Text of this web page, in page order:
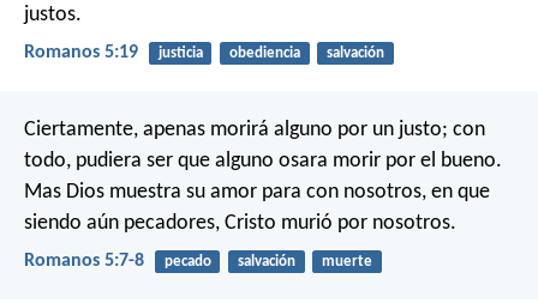
justos.
Romanos 5:19 justicia obediencia salvación
Ciertamente, apenas morirá alguno por un justo; con
todo, pudiera ser que alguno osara morir por el bueno.
Mas Dios muestra su amor para con nosotros, en que
siendo aún pecadores, Cristo murió por nosotros.
Romanos 5:7-8 pecado salvación muerte